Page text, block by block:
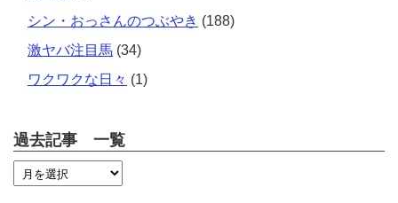
シン・おっさんのつぶやき (188)
激ヤバ注目馬 (34)
ワクワクな日々 (1)
過去記事 一覧